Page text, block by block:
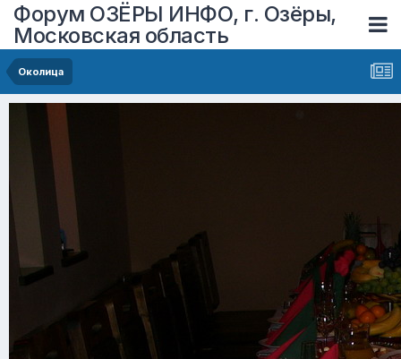
Форум ОЗЁРЫ ИНФО, г. Озёры,
Московская область
Околица